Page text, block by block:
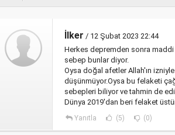
İlker / 12 Şubat 2023 22:44
Herkes depremden sonra maddi
sebep bunlar diyor.
Oysa doğal afetler Allah'ın
düşünmüyor.Oysa bu felaketi
sebepleri biliyor ve tahmin de
Dünya 2019'dan beri felaket
Yanıtla (5) (0)